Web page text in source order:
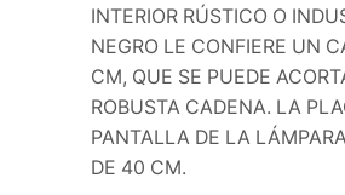
INTERIOR RÚSTICO O
NEGRO LE CONFIERE UN
CM, QUE SE PUEDE
ROBUSTA CADENA. LA
PANTALLA DE LA
DE 40 CM.